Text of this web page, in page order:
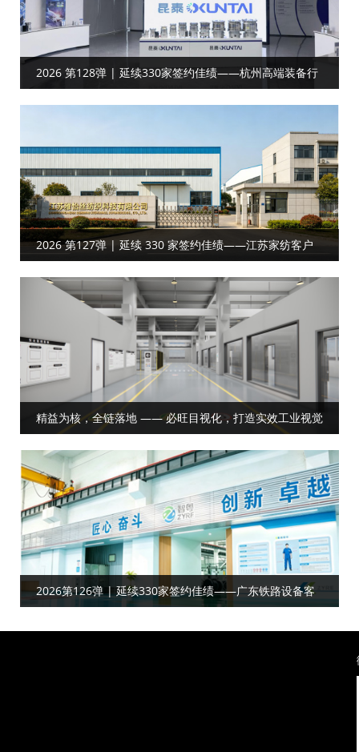
2026 第128弹 | 延续330家签约佳绩——杭州高端装备行
业客户达成工厂目视化合作
2026 第127弹 | 延续 330 家签约佳绩——江苏家纺客户
携手共启工厂目视化合作
精益为核，全链落地 —— 必旺目视化，打造实效工业视觉
体系
2026第126弹 | 延续330家签约佳绩——广东铁路设备客
户合作工厂目视化